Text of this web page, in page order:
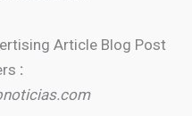
Article Blog Post
: